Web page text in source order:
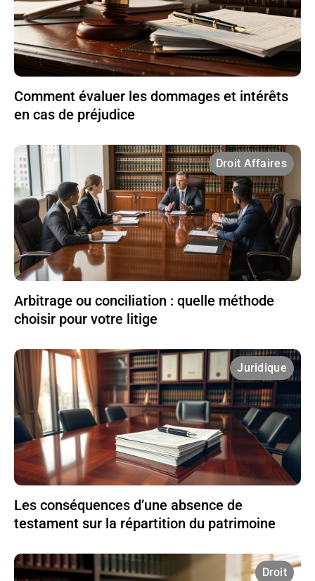
Comment évaluer les dommages et intérêts
en cas de préjudice
Droit Affaires
Arbitrage ou conciliation : quelle méthode
choisir pour votre litige
Juridique
Les conséquences d’une absence de
testament sur la répartition du patrimoine
Droit